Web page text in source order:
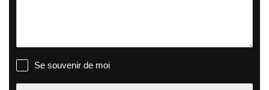
Se souvenir de moi